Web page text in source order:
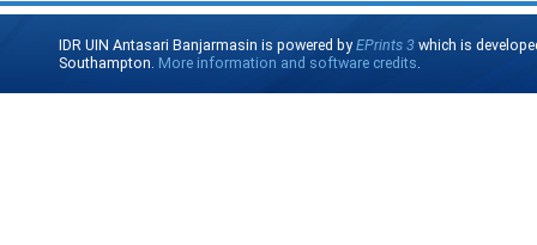
IDR UIN Antasari Banjarmasin is powered byEPrints 3 which is
Southampton. More information and software credits.